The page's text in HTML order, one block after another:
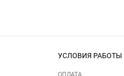
УСЛОВИЯ РАБОТЫ
ОПЛАТА